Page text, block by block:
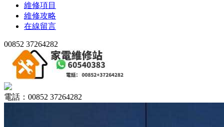
維修項目
維修攻略
在線留言
00852 37264282
電話：00852 37264282